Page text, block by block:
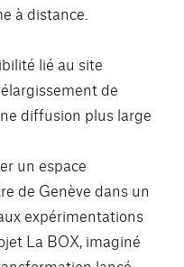
à distance.
lié au site
de
diffusion plus large
un espace
de Genève dans un
expérimentations
La BOX, imaginé